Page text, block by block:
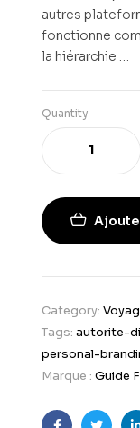
autres
fonctionne
la hiérarchie …
Quantity
Category:
Tags: autorite-
personal-
Marque : Guide